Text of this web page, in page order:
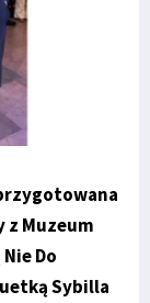
z Muzeum
Do
Sybilla